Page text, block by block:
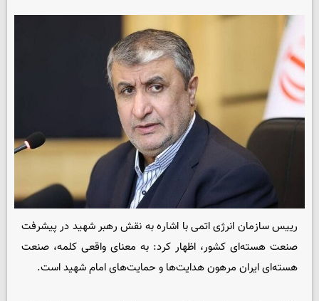
رییس سازمان انرژی اتمی با اشاره به نقش رهبر شهید در پیشرفت
صنعت هسته‌ای کشور، اظهار کرد: به معنای واقعی کلمه، صنعت
هسته‌ای ایران مرهون هدایت‌ها و حمایت‌های امام شهید است.